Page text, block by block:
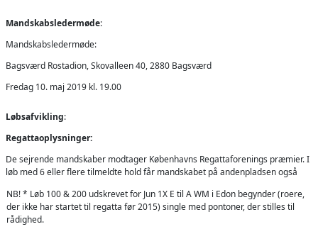
Mandskabsledermøde:
Mandskabsledermøde:
Bagsværd Rostadion, Skovalleen 40, 2880 Bagsværd
Fredag 10. maj 2019 kl. 19.00
Løbsafvikling:
Regattaoplysninger:
De sejrende mandskaber modtager Københavns Regattaforenings præmier. I
løb med 6 eller flere tilmeldte hold får mandskabet på andenpladsen også
NB! * Løb 100 & 200 udskrevet for Jun 1X E til A WM i Edon begynder (roere,
der ikke har startet til regatta før 2015) single med pontoner, der stilles til
rådighed.